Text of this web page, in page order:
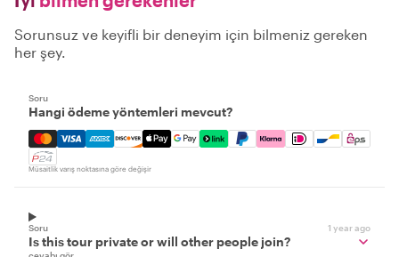
Sorunsuz ve keyifli bir deneyim için bilmeniz gereken
her şey.
Soru
Hangi ödeme yöntemleri mevcut?
Mastercard, Visa, Amex, Discover, Apple Pay, Google
Müsaitlik varış noktasına göre değişir
Soru 1 year ago
Is this tour private or will other people join?